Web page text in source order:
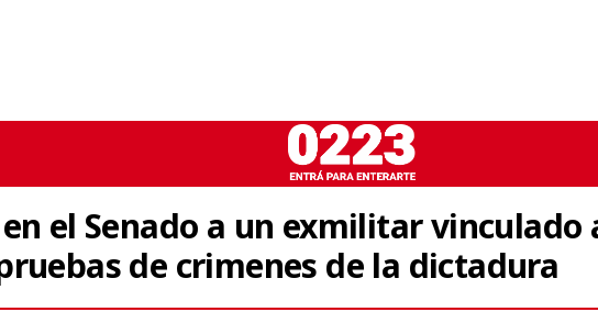
el Senado a un exmilitar vinculado
de crimenes de la dictadura